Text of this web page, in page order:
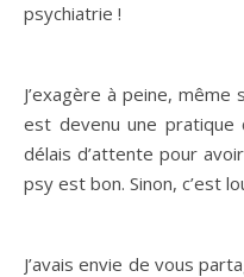
psychiatrie !
J’exagère à peine,
est devenu une pratique
délais d’attente pour
psy est bon. Sinon, c’est
J’avais envie de vous